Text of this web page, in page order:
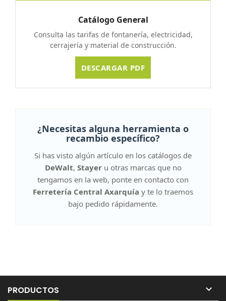
Catálogo General
Consulta las tarifas de fontanería, electricidad,
cerrajería y material de construcción.
DESCARGAR PDF
¿Necesitas alguna herramienta o
recambio específico?
Si has visto algún artículo en los catálogos de
DeWalt, Stayeru otras marcas que no
tengamos en la web, ponte en contacto con
Ferretería Central Axarquía y te lo traemos
bajo pedido rápidamente.
PRODUCTOS 